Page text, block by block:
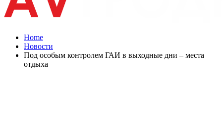
Home
Новости
Под особым контролем ГАИ в выходные дни – места
отдыха